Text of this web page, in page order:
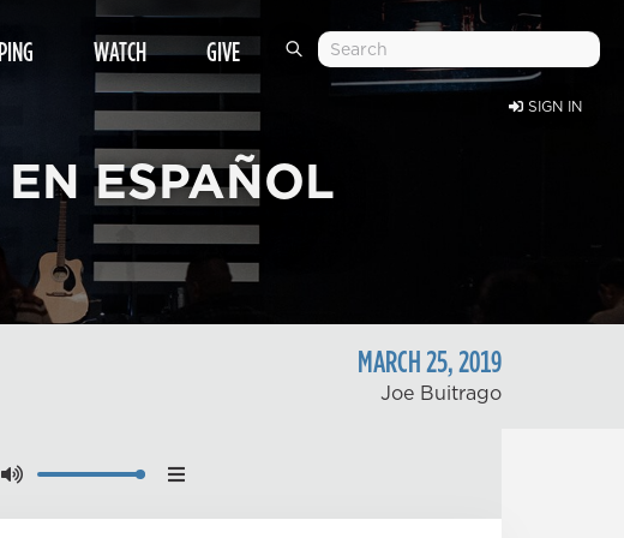
SIGN IN
WATCH GIVE
ESPAÑOL
MARCH25,2019
Joe Buitrago
Download
Playback Speed